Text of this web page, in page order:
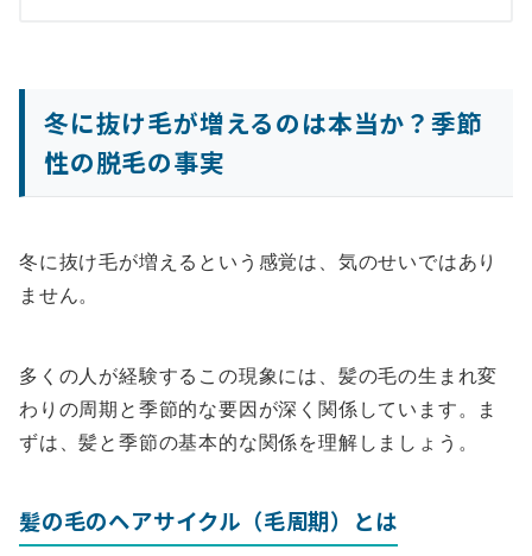
冬に抜け毛が増えるのは本当か？季節
性の脱毛の事実
冬に抜け毛が増えるという感覚は、気のせいではあり
ません。
多くの人が経験するこの現象には、髪の毛の生まれ変
わりの周期と季節的な要因が深く関係しています。ま
ずは、髪と季節の基本的な関係を理解しましょう。
髪の毛のヘアサイクル（毛周期）とは